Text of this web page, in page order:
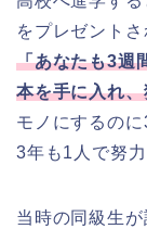
をプレゼントさ
「あなたも3週
本を手に入れ
モノにするの
3年も1人で努
当時の同級生